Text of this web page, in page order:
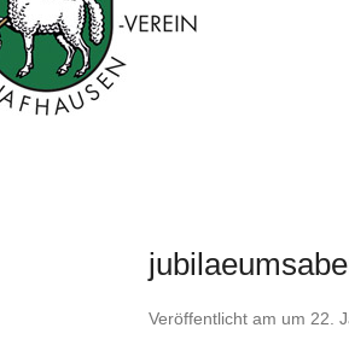
Veröffentlicht am um 22.